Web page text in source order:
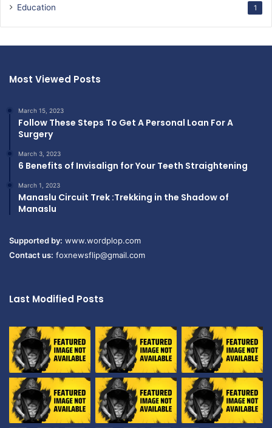
Education 1
Most Viewed Posts
March 15, 2023
Follow These Steps To Get A Personal Loan For A
Surgery
March 3, 2023
6 Benefits of Invisalign for Your Teeth Straightening
March 1, 2023
Manaslu Circuit Trek :Trekking in the Shadow of
Manaslu
Supported by: www.wordplop.com
Contact us: foxnewsflip@gmail.com
Last Modified Posts